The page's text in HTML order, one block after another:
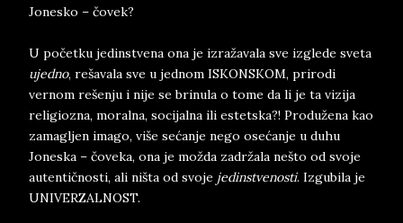
Jonesko – čovek?
U početku jedinstvena ona je izražavala sve izglede sveta
ujedno, rešavala sve u jednom ISKONSKOM, prirodi
vernom rešenju i nije se brinula o tome da li je ta vizija
religiozna, moralna, socijalna ili estetska?! Produžena kao
zamagljen imago, više sećanje nego osećanje u duhu
Joneska – čoveka, ona je možda zadržala nešto od svoje
autentičnosti, ali ništa od svoje jedinstvenosti. Izgubila je
UNIVERZALNOST.